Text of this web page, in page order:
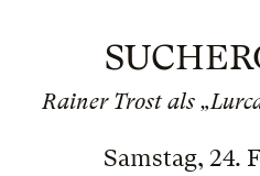
Rainer Trost als
Samstag, 24.